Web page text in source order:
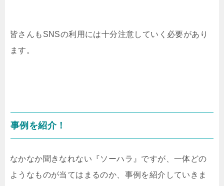
皆さんもSNSの利用には十分注意していく必要があり
ます。
事例を紹介！
なかなか聞きなれない『ソーハラ』ですが、一体どの
ようなものが当てはまるのか、事例を紹介していきま